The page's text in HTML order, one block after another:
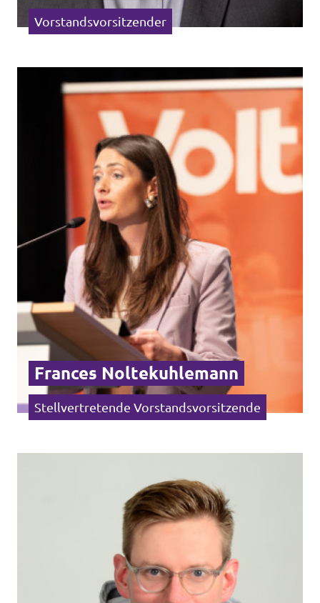
Vorstandsvorsitzender
Frances Noltekuhlemann
Stellvertretende Vorstandsvorsitzende